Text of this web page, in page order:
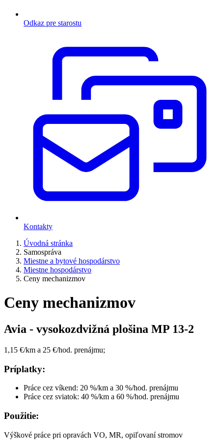
Odkaz pre starostu
Kontakty
Úvodná stránka
Samospráva
Miestne a bytové hospodárstvo
Miestne hospodárstvo
Ceny mechanizmov
Ceny mechanizmov
Avia - vysokozdvižná plošina MP 13-2
1,15 €/km a 25 €/hod. prenájmu;
Príplatky:
Práce cez víkend: 20 %/km a 30 %/hod. prenájmu
Práce cez sviatok: 40 %/km a 60 %/hod. prenájmu
Použitie:
Výškové práce pri opravách VO, MR, opiľovaní stromov